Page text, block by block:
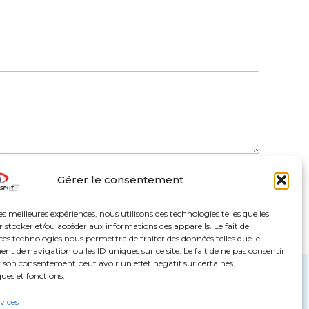
Gérer le consentement
meilleures expériences, nous utilisons des technologies telles que les
stocker et/ou accéder aux informations des appareils. Le fait de
technologies nous permettra de traiter des données telles que le
de navigation ou les ID uniques sur ce site. Le fait de ne pas consentir
son consentement peut avoir un effet négatif sur certaines
et fonctions.
PETANQUE SPOT – Qui sommes-nous ?
Charte éthique et environnementale